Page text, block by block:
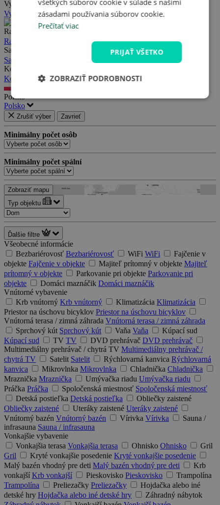
Vysoké Tatry
Vysoké Tatry
Rakousko
Rakousko
Salzbursko
Salzbursko
Korutánsko
Korutánsko
Polsko
Polsko
Zrušiť výber Zavrieť
Minimálny počet osôb
Minimálny počet spální
Zobraziť mapu
Typ objektu
Ďalšie filtre
Všeobecné informácie
Bezbariérovosť Bezbariérovosť WiFi WiFi
Fajčenie v
objekte Fajčenie v objekte Majiteľ prítomný v objekte Majiteľ
prítomný v objekte
Parkovanie pri objekte Parkovanie pri
objekte
Domáci maznáčik Domáci maznáčik
Vnútorné vybavenie
Krb vnútorný Krb vnútorný Klimatizácia Klimatizácia
Priestor na úschovu bicyklov Priestor na úschovu bicyklov
Vnútorná terasa / zimná záhrada Vnútorná terasa / zimná záhrada
Sprchový kút Sprchový kút Vaňa Vaňa
Kúpací sud
Kúpací sud
TV TV DVD prehrávač DVD prehrávač
Multimediálny prehrávač / chytrá TV Multimediálny prehrávač /
chytrá TV
Satelit Satelit Rýchlovarná kanvica Rýchlovarná
kanvica
Mikrovlnka Mikrovlnka Chladnička Chladnička
Mraznička Mraznička Umývačka riadu Umývačka riadu
Práčka Práčka Spoločenská miestnosť Spoločenská miestnosť
Detská postieľka Detská postieľka
Obliečky zaistené
Obliečky zaistené
Uteráky zaistené Uteráky zaistené
Vnútorný bazén Vnútorný bazén Vírivka Vírivka
Sauna /
infrasauna Sauna / infrasauna
Vonkajšie vybavenie
Vonkajšia terasa Vonkajšia terasa Ohnisko Ohnisko
Gril
Gril
Kryté vonkajšie posedenie Kryté vonkajšie posedenie
Malý bazén vhodný pre deti Malý bazén vhodný pre deti
Krb
vonkajší Krb vonkajší Pieskovisko Pieskovisko
Trampolína
Trampolína
Preliezačky Preliezačky
Hojdačka alebo iné
detské hry Hojdačka alebo iné detské hry
Záhradný nábytok
všetkých súborov cookie v súlade s našimi
zásadami používania súborov cookie.
Prečítať viac
PRIJAŤ VŠETKO
ZOBRAZIŤ PODROBNOSTI